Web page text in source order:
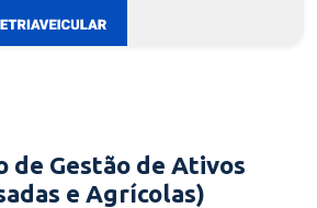
de Gestão de Ativos
e Agrícolas)